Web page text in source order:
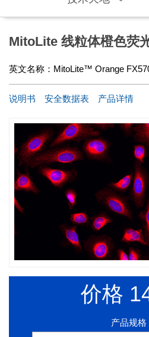
MitoLite 线粒体橙色荧
英文名称： MitoLite™ Orange
说明书 安全数据表 产品详情
价格
产品规格